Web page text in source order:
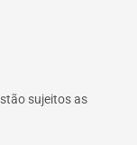
sujeitos as